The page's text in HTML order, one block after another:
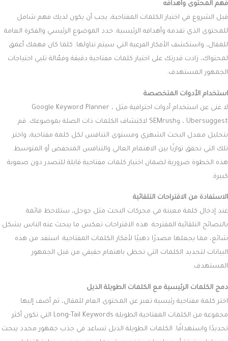
فهم المحتوى وأهدافه
قبل الشروع في اختيار الكلمات المفتاحية، يجب أن يكون لديك فهم شامل
للمحتوى الذي تقدمه وأهدافه الرئيسية. حدد الموضوع الرئيسي والفكرة العامة
للمقال، واستكشف الأفكار الفرعية التي سيتم تناولها. كلما كان فهمك أعمق
لمحتواك، زادت قدرتك على اختيار كلمات مفتاحية دقيقة وفعّالة تلبي احتياجات
الجمهور المستهدف.
استخدام الأدوات المتخصصة
لا غنى عن استخدام أدوات احترافية مثل Google Keyword Planner ،
Ubersuggest ، وSEMrush لاكتشاف الكلمات ذات الصلة بموضوعك. قم
بتحليل معدل البحث الشهري ومستوى التنافس لكل كلمة مفتاحية، واختر
تلك التي تحقق توازنًا بين الاهتمام العالي والتنافس المنخفض أو المتوسط.
هذه الخطوة ضرورية لضمان اختيار كلمات مفتاحية قابلة للتصدر دون صعوبة
كبيرة.
الاستفادة من الاقتراحات التلقائية
عند إدخال كلمة معينة في محركات البحث مثل جوجل، ستلاحظ قائمة
بالنصائح التلقائية المقترحة. هذه الاقتراحات تعكس ما يبحث عنه الناس بشكل
شائع، مما يجعلها مصدرًا ذهبيًا لأفكار الكلمات المفتاحية. استفد من هذه
البيانات لتحديد الكلمات التي تحظى باهتمام حقيقي من قبل الجمهور
المستهدف.
دمج الكلمات الرئيسية مع الكلمات الطويلة الذيل
اختر كلمة مفتاحية رئيسية تعبر عن المحتوى العام للمقال، ثم أضف إليها
مجموعة من الكلمات المفتاحية الطويلة Long-Tail Keywords التي تكون أكثر
تحديدًا واستهدافًا. الكلمات الطويلة الذيل تساعد في جذب جمهور محدد يبحث